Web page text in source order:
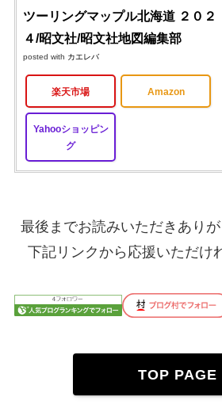
ツーリングマップル北海道 ２０２
４/昭文社/昭文社地図編集部
posted with カエレバ
楽天市場 Amazon
Yahooショッピン
グ
最後までお読みいただきありが
下記リンクから応援いただけ
TOP PAGE